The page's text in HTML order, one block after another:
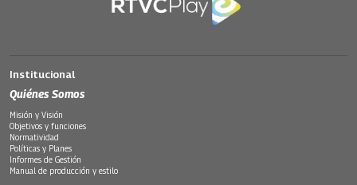
Institucional
Quiénes Somos
Misión y Visión
Objetivos y funciones
Normatividad
Políticas y Planes
Informes de Gestión
Manual de producción y estilo